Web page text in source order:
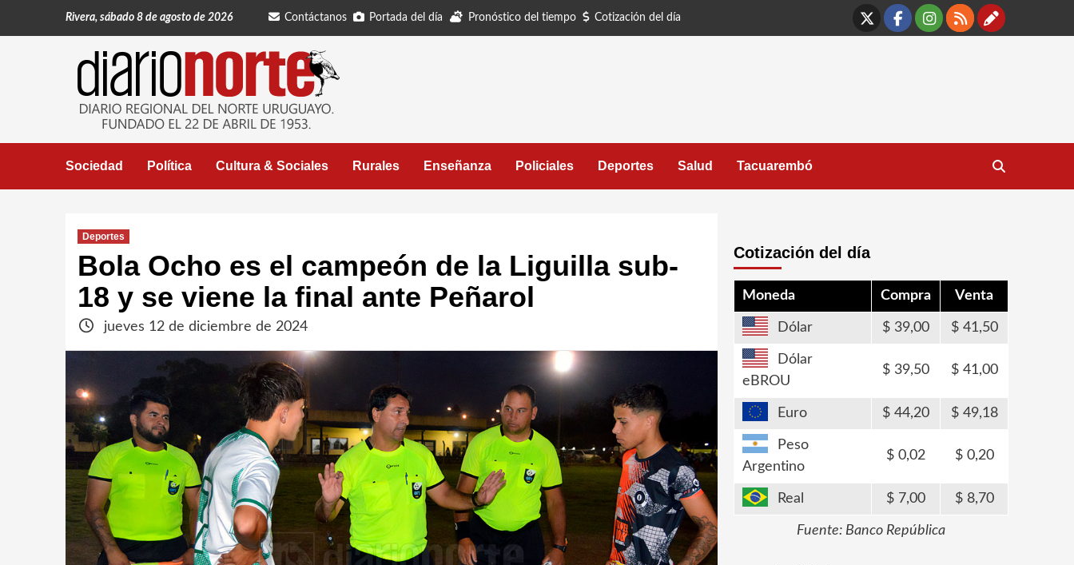
Rivera, sábado 8 de agosto de 2026 Contáctanos Portada del día Pronóstico del tiempo Cotización del día
X Facebook
Instagram
RSS
Sociedad Política Cultura & Sociales Rurales Enseñanza Policiales Deportes Salud Tacuarembó
Deportes
Bola Ocho es el campeón de la Liguilla sub-
18 y se viene la final ante Peñarol
jueves 12 de diciembre de 2024
Cotización del día
Moneda Compra Venta
Dólar 39,00 41,50
Dólar
eBROU
39,50 41,00
Euro 44,20 49,18
Peso
Argentino
0,02 0,20
Real 7,00 8,70
Fuente: Banco República